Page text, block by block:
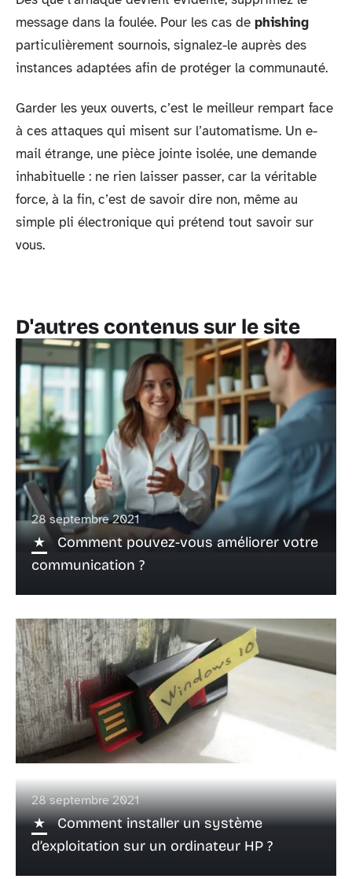
message dans la foulée. Pour les cas de phishing
particulièrement sournois, signalez-le auprès des
instances adaptées afin de protéger la communauté.
Garder les yeux ouverts, c’est le meilleur rempart face
à ces attaques qui misent sur l’automatisme. Un e-
mail étrange, une pièce jointe isolée, une demande
inhabituelle : ne rien laisser passer, car la véritable
force, à la fin, c’est de savoir dire non, même au
simple pli électronique qui prétend tout savoir sur
vous.
D'autres contenus sur le site
28 septembre 2021
Comment pouvez-vous améliorer votre
communication ?
28 septembre 2021
Comment installer un système
d’exploitation sur un ordinateur HP ?